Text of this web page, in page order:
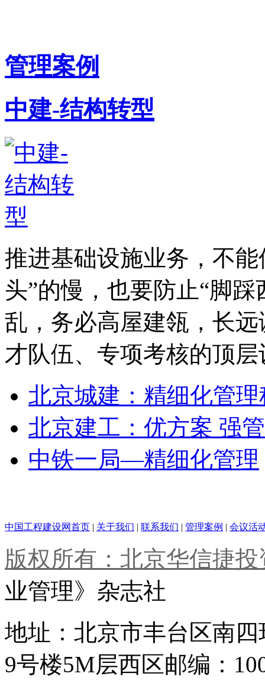
管理案例
中建-结构转型
推进基础设施业务，不
头”的慢，也要防止“脚
乱，务必高屋建瓴，长
才队伍、专项考核的顶层
北京城建：精细化管
北京建工：优方案 强
中铁一局—精细化管理
中国工程建设网首页 | 关于我们 | 联系我们 | 管理案例 | 会议活
版权所有：北京华信捷
业管理》杂志社
地址：北京市丰台区南
9号楼5M层西区邮编：